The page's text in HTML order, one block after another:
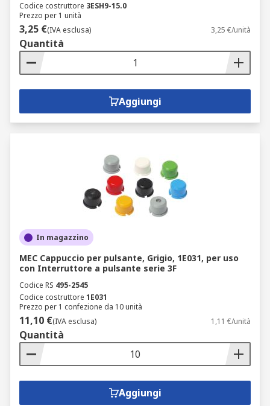
Codice costruttore 3ESH9-15.0
Prezzo per 1 unità
3,25 €(IVA esclusa) 3,25 €/unità
Quantità
Aggiungi
In magazzino
MEC Cappuccio per pulsante, Grigio, 1E031, per uso
con Interruttore a pulsante serie 3F
Codice RS 495-2545
Codice costruttore 1E031
Prezzo per 1 confezione da 10 unità
11,10 €(IVA esclusa) 1,11 €/unità
Quantità
Aggiungi